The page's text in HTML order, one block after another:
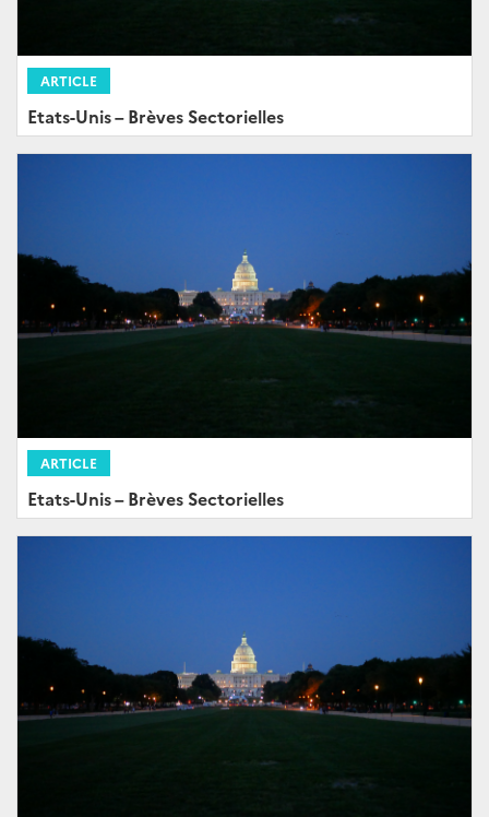
ARTICLE
Etats-Unis – Brèves Sectorielles
ARTICLE
Etats-Unis – Brèves Sectorielles